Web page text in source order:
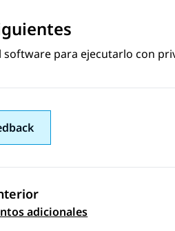
software para ejecutarlo con
de tema
adicionales